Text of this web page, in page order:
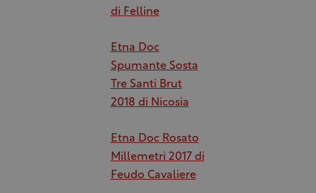
di Felline
Etna Doc
Spumante Sosta
Tre Santi Brut
2018 di Nicosia
Etna Doc Rosato
Millemetri 2017 di
Feudo Cavaliere